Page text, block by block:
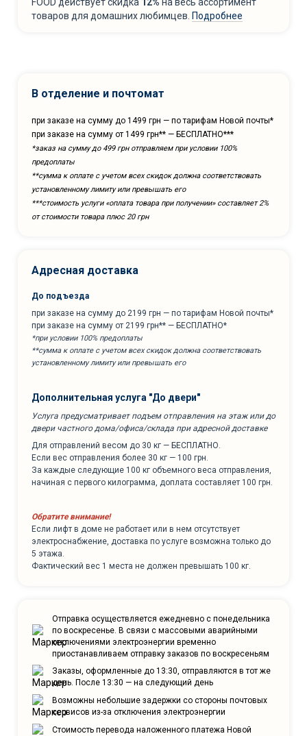
FOOD действует скидка 12% на весь ассортимент
товаров для домашних любимцев. Подробнее
В отделение и почтомат
при заказе на сумму до 1499 грн — по тарифам Новой почты*
при заказе на сумму от 1499 грн** — БЕСПЛАТНО***
*заказ на сумму до 499 грн отправляем при условии 100%
предоплаты
**сумма к оплате с учетом всех скидок должна соответствовать
установленному лимиту или превышать его
***cтоимость услуги «оплата товара при получении» составляет 2%
от стоимости товара плюс 20 грн
Адресная доставка
До подъезда
при заказе на сумму до 2199 грн — по тарифам Новой почты*
при заказе на сумму от 2199 грн** — БЕСПЛАТНО*
*при условии 100% предоплаты
**сумма к оплате с учетом всех скидок должна соответствовать
установленному лимиту или превышать его
Дополнительная услуга "До двери"
Услуга предусматривает подъем отправления на этаж или до
двери частного дома/офиса/склада при адресной доставке
Для отправлений весом до 30 кг — БЕСПЛАТНО.
Если вес отправления более 30 кг — 100 грн.
За каждые следующие 100 кг объемного веса отправления,
начиная с первого килограмма, доплата составляет 100 грн.
Обратите внимание!
Если лифт в доме не работает или в нем отсутствует
электроснабжение, доставка по услуге возможна только до
5 этажа.
Фактический вес 1 места не должен превышать 100 кг.
Отправка осуществляется ежедневно с понедельника
по воскресенье. В связи с массовыми аварийными
отключениями электроэнергии временно
приостанавливаем отправку заказов по воскресеньям
Заказы, оформленные до 13:30, отправляются в тот же
день. После 13:30 — на следующий день
Возможны небольшие задержки со стороны почтовых
сервисов из-за отключения электроэнергии
Стоимость перевода наложенного платежа Новой